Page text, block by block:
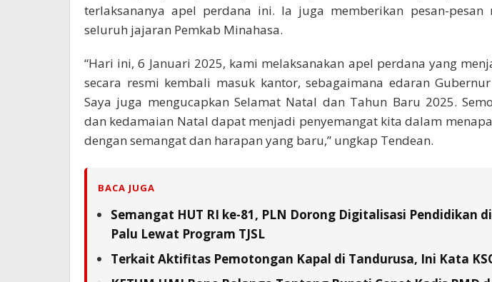
terlaksananya apel perdana ini. Ia juga memberikan pesan-pesan
seluruh jajaran Pemkab Minahasa.
“Hari ini, 6 Januari 2025, kami melaksanakan apel perdana yang
secara resmi kembali masuk kantor, sebagaimana edaran
Saya juga mengucapkan Selamat Natal dan Tahun Baru 2025.
dan kedamaian Natal dapat menjadi penyemangat kita dalam
dengan semangat dan harapan yang baru,” ungkap Tendean.
BACA JUGA
Semangat HUT RI ke-81, PLN Dorong Digitalisasi Pendidikan
Palu Lewat Program TJSL
Terkait Aktifitas Pemotongan Kapal di Tandurusa, Ini Kata